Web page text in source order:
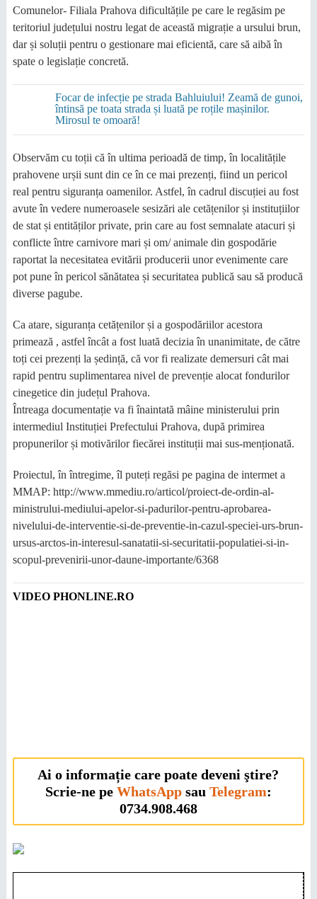
Comunelor- Filiala Prahova dificultățile pe care le regăsim pe
teritoriul județului nostru legat de această migrație a ursului brun,
dar și soluții pentru o gestionare mai eficientă, care să aibă în
spate o legislație concretă.
Focar de infecție pe strada Bahluiului! Zeamă de gunoi,
întinsă pe toata strada și luată pe roțile mașinilor.
Mirosul te omoară!
Observăm cu toții că în ultima perioadă de timp, în localitățile
prahovene urșii sunt din ce în ce mai prezenți, fiind un pericol
real pentru siguranța oamenilor. Astfel, în cadrul discuției au fost
avute în vedere numeroasele sesizări ale cetățenilor și instituțiilor
de stat și entităților private, prin care au fost semnalate atacuri și
conflicte între carnivore mari și om/ animale din gospodărie
raportat la necesitatea evitării producerii unor evenimente care
pot pune în pericol sănătatea și securitatea publică sau să producă
diverse pagube.
Ca atare, siguranța cetățenilor și a gospodăriilor acestora
primează , astfel încât a fost luată decizia în unanimitate, de către
toți cei prezenți la ședință, că vor fi realizate demersuri cât mai
rapid pentru suplimentarea nivel de prevenție alocat fondurilor
cinegetice din județul Prahova.
Întreaga documentație va fi înaintată mâine ministerului prin
intermediul Instituției Prefectului Prahova, după primirea
propunerilor și motivărilor fiecărei instituții mai sus-menționată.
Proiectul, în întregime, îl puteți regăsi pe pagina de intermet a
MMAP: http://www.mmediu.ro/articol/proiect-de-ordin-al-
ministrului-mediului-apelor-si-padurilor-pentru-aprobarea-
nivelului-de-interventie-si-de-preventie-in-cazul-speciei-urs-brun-
ursus-arctos-in-interesul-sanatatii-si-securitatii-populatiei-si-in-
scopul-prevenirii-unor-daune-importante/6368
VIDEO PHONLINE.RO
Ai o informație care poate deveni ştire?
Scrie-ne pe WhatsAppsau Telegram:
0734.908.468